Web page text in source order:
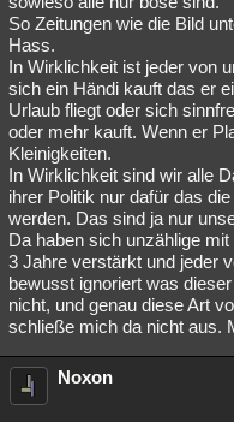
So Zeitungen wie die Bild
Hass.
In Wirklichkeit ist jeder von
sich ein Händi kauft das er
Urlaub fliegt oder sich
oder mehr kauft. Wenn er
Kleinigkeiten.
In Wirklichkeit sind wir alle
ihrer Politik nur dafür das
werden. Das sind ja nur
Da haben sich unzählige
3 Jahre verstärkt und jeder
bewusst ignoriert was
nicht, und genau diese Art
schließe mich da nicht aus.
Noxon